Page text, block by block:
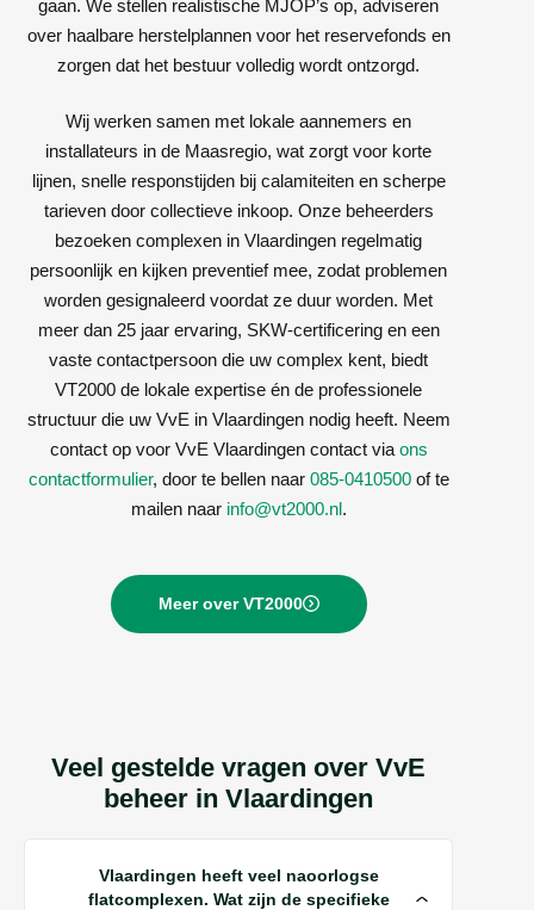
gaan. We stellen realistische MJOP’s op, adviseren
over haalbare herstelplannen voor het reservefonds en
zorgen dat het bestuur volledig wordt ontzorgd.
Wij werken samen met lokale aannemers en
installateurs in de Maasregio, wat zorgt voor korte
lijnen, snelle responstijden bij calamiteiten en scherpe
tarieven door collectieve inkoop. Onze beheerders
bezoeken complexen in Vlaardingen regelmatig
persoonlijk en kijken preventief mee, zodat problemen
worden gesignaleerd voordat ze duur worden. Met
meer dan 25 jaar ervaring, SKW-certificering en een
vaste contactpersoon die uw complex kent, biedt
VT2000 de lokale expertise én de professionele
structuur die uw VvE in Vlaardingen nodig heeft. Neem
contact op voor VvE Vlaardingen contact via ons
contactformulier, door te bellen naar 085-0410500of te
mailen naar info@vt2000.nl.
Meer over VT2000
Veel gestelde vragen over VvE
beheer in Vlaardingen
Vlaardingen heeft veel naoorlogse
flatcomplexen. Wat zijn de specifieke